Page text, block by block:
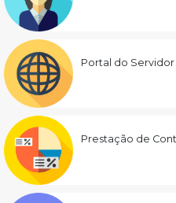
Portal do Servidor
Prestação de